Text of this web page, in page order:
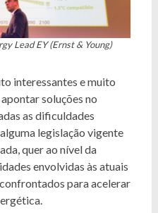
Lead EY (Ernst & Young)
interessantes e muito
soluções no
as dificuldades
legislação vigente
quer ao nível da
envolvidas às atuais
para acelerar